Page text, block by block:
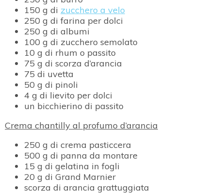
150 g di zucchero a velo
250 g di farina per dolci
250 g di albumi
100 g di zucchero semolato
10 g di rhum o passito
75 g di scorza d’arancia
75 di uvetta
50 g di pinoli
4 g di lievito per dolci
un bicchierino di passito
Crema chantilly al profumo d’arancia
250 g di crema pasticcera
500 g di panna da montare
15 g di gelatina in fogli
20 g di Grand Marnier
scorza di arancia grattuggiata